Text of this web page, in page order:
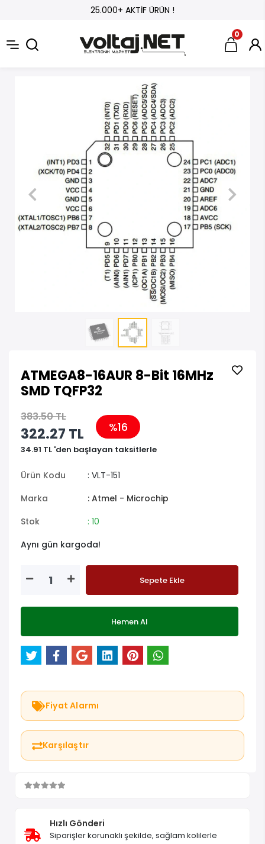
25.000+ AKTİF ÜRÜN !
0
ATMEGA8-16AUR 8-Bit 16MHz
SMD TQFP32
383.50 TL
322.27 TL %16
34.91 TL 'den başlayan taksitlerle
Ürün Kodu
: VLT-151
Marka
: Atmel - Microchip
Stok
: 10
Aynı gün kargoda!
Sepete Ekle
Hemen Al
Fiyat Alarmı
Karşılaştır
Hızlı Gönderi
Siparişler korunaklı şekilde, sağlam kolilerle